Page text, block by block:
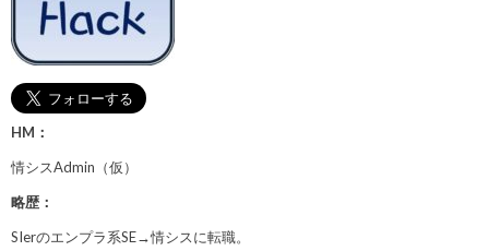
HM：
情シスAdmin（仮）
略歴：
SIerのエンプラ系SE→情シスに転職。